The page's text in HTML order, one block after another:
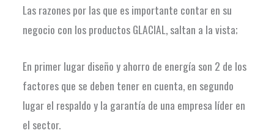
Las razones por las que es importante contar en su
negocio con los productos GLACIAL, saltan a la vista;
En primer lugar diseño y ahorro de energía son 2 de los
factores que se deben tener en cuenta, en segundo
lugar el respaldo y la garantía de una empresa líder en
el sector.